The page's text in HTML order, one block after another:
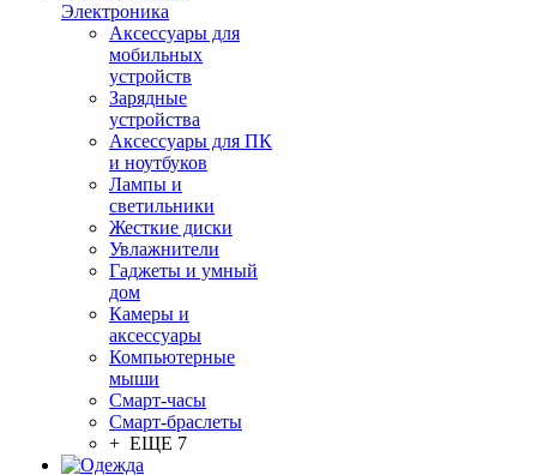
Электроника
Аксессуары для
мобильных
устройств
Зарядные
устройства
Аксессуары для ПК
и ноутбуков
Лампы и
светильники
Жесткие диски
Увлажнители
Гаджеты и умный
дом
Камеры и
аксессуары
Компьютерные
мыши
Смарт-часы
Смарт-браслеты
+ ЕЩЕ 7